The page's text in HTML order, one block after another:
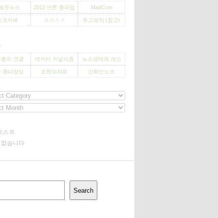
우뉴스 2012 언론 총파업 MadCom
크카페 ㅍㅍㅅㅅ 두고보자 (창고)
위 연결 데이터 저널리즘 뉴스생태계 개선
종다양성 표현의자유 만화인노조
스트
없습니다
Search